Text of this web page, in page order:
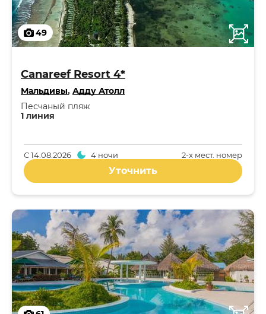
49
Canareef Resort 4*
Мальдивы, Адду Атолл
1 линия
Песчаный пляж
2-x мест. номер
С14.08.2026 4 ночи
Уточнить